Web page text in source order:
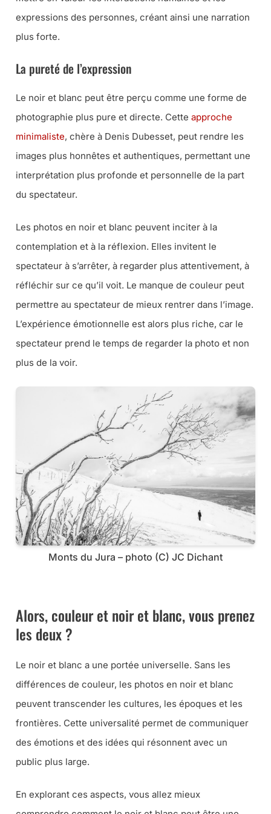
expressions des personnes, créant ainsi une narration
plus forte.
La pureté de l’expression
Le noir et blanc peut être perçu comme une forme de
photographie plus pure et directe. Cette approche
minimaliste, chère à Denis Dubesset, peut rendre les
images plus honnêtes et authentiques, permettant une
interprétation plus profonde et personnelle de la part
du spectateur.
Les photos en noir et blanc peuvent inciter à la
contemplation et à la réflexion. Elles invitent le
spectateur à s’arrêter, à regarder plus attentivement, à
réfléchir sur ce qu’il voit. Le manque de couleur peut
permettre au spectateur de mieux rentrer dans l’image.
L’expérience émotionnelle est alors plus riche, car le
spectateur prend le temps de regarder la photo et non
plus de la voir.
Monts du Jura – photo (C) JC Dichant
Alors, couleur et noir et blanc, vous prenez
les deux ?
Le noir et blanc a une portée universelle. Sans les
différences de couleur, les photos en noir et blanc
peuvent transcender les cultures, les époques et les
frontières. Cette universalité permet de communiquer
des émotions et des idées qui résonnent avec un
public plus large.
En explorant ces aspects, vous allez mieux